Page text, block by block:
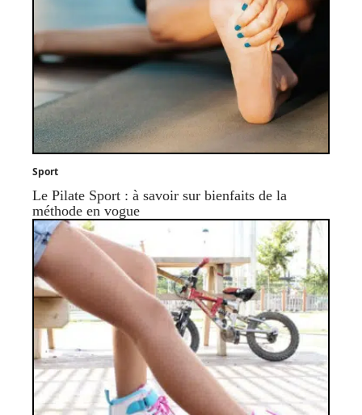
Sport
Le Pilate Sport : à savoir sur bienfaits de la
méthode en vogue